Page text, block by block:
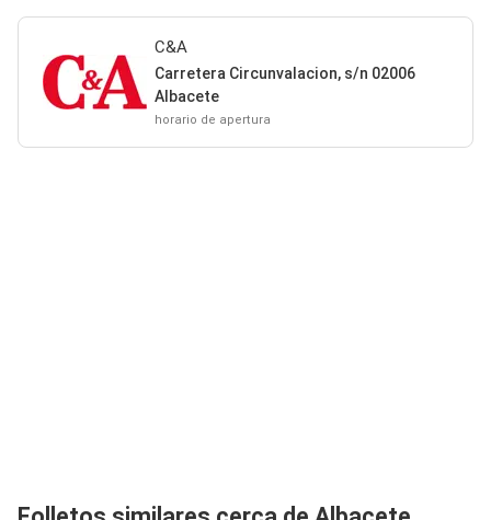
C&A
Carretera Circunvalacion, s/n 02006
Albacete
horario de apertura